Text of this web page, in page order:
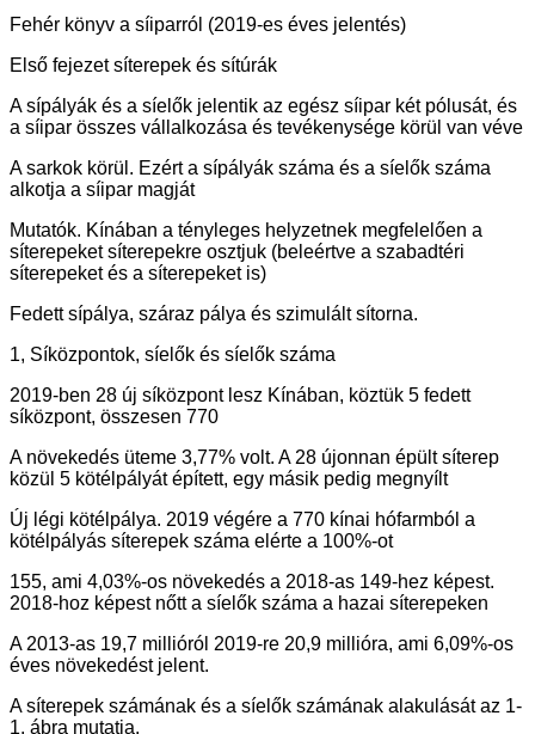
Fehér könyv a síiparról (2019-es éves jelentés)
Első fejezet síterepek és sítúrák
A sípályák és a síelők jelentik az egész síipar két pólusát, és
a síipar összes vállalkozása és tevékenysége körül van véve
A sarkok körül. Ezért a sípályák száma és a síelők száma
alkotja a síipar magját
Mutatók. Kínában a tényleges helyzetnek megfelelően a
síterepeket síterepekre osztjuk (beleértve a szabadtéri
síterepeket és a síterepeket is)
Fedett sípálya, száraz pálya és szimulált sítorna.
1, Síközpontok, síelők és síelők száma
2019-ben 28 új síközpont lesz Kínában, köztük 5 fedett
síközpont, összesen 770
A növekedés üteme 3,77% volt. A 28 újonnan épült síterep
közül 5 kötélpályát épített, egy másik pedig megnyílt
Új légi kötélpálya. 2019 végére a 770 kínai hófarmból a
kötélpályás síterepek száma elérte a 100%-ot
155, ami 4,03%-os növekedés a 2018-as 149-hez képest.
2018-hoz képest nőtt a síelők száma a hazai síterepeken
A 2013-as 19,7 millióról 2019-re 20,9 millióra, ami 6,09%-os
éves növekedést jelent.
A síterepek számának és a síelők számának alakulását az 1-
1. ábra mutatja.